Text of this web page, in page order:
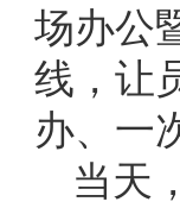
场办公
线，让
办、一
当天